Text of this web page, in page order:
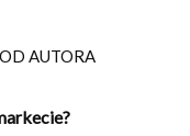
AUTORA